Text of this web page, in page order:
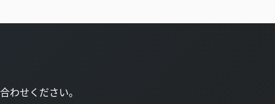
わせください。